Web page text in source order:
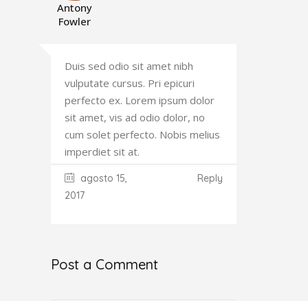
Antony
Fowler
Duis sed odio sit amet nibh
vulputate cursus. Pri epicuri
perfecto ex. Lorem ipsum dolor
sit amet, vis ad odio dolor, no
cum solet perfecto. Nobis melius
imperdiet sit at.
agosto 15,
2017
Reply
Post a Comment